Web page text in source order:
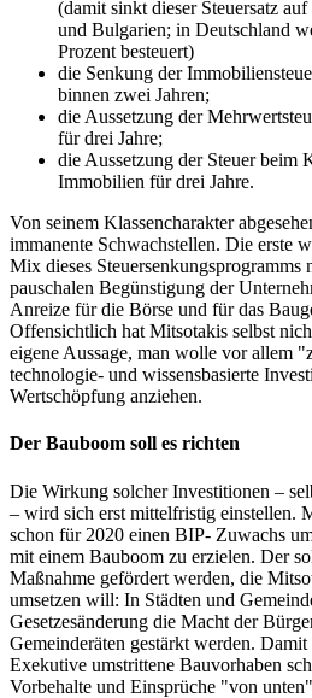
(damit sinkt dieser Steuersatz
und Bulgarien; in Deutschland
Prozent besteuert)
die Senkung der
binnen zwei Jahren;
die Aussetzung der
für drei Jahre;
die Aussetzung der Steuer beim
Immobilien für drei Jahre.
Von seinem Klassencharakter
immanente Schwachstellen. Die erste
Mix dieses Steuersenkungsprogramms
pauschalen Begünstigung der
Anreize für die Börse und für das
Offensichtlich hat Mitsotakis selbst
eigene Aussage, man wolle vor allem
technologie- und wissensbasierte
Wertschöpfung anziehen.
Der Bauboom soll es richten
Die Wirkung solcher Investitionen –
– wird sich erst mittelfristig einstellen.
schon für 2020 einen BIP- Zuwachs
mit einem Bauboom zu erzielen. Der
Maßnahme gefördert werden, die
umsetzen will: In Städten und
Gesetzesänderung die Macht der
Gemeinderäten gestärkt werden.
Exekutive umstrittene Bauvorhaben
Vorbehalte und Einsprüche "von